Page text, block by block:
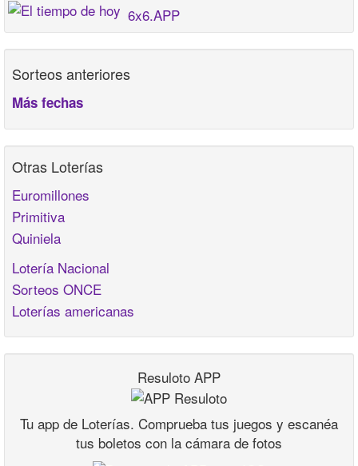
6x6.APP
Sorteos anteriores
Más fechas
Otras Loterías
Euromillones
Primitiva
Quiniela
Lotería Nacional
Sorteos ONCE
Loterías americanas
Resuloto APP
Tu app de Loterías. Comprueba tus juegos y escanéa
tus boletos con la cámara de fotos